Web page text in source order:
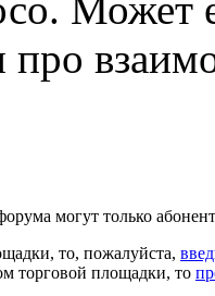
могут только
то, пожалуйста,
торговой площадки, то